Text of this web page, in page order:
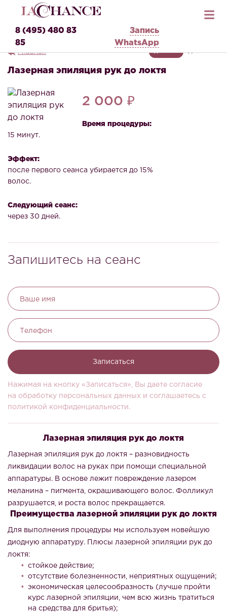
8 (495) 480 83
85
Запись
WhatsApp
Главная ДЛЯ НЕЕ ДЛЯ НЕГО
Лазерная эпиляция рук до локтя
2 000 ₽
Время процедуры:
15 минут.
Эффект:
после первого сеанса убирается до 15%
волос.
Следующий сеанс:
через 30 дней.
Запишитесь на сеанс
Ваше имя
Телефон
Записаться
Нажимая на кнопку «Записаться», Вы даете согласие
на обработку персональных данных и соглашаетесь c
политикой конфиденциальности.
Лазерная эпиляция рук до локтя
Лазерная эпиляция рук до локтя – разновидность
ликвидации волос на руках при помощи специальной
аппаратуры. В основе лежит повреждение лазером
меланина – пигмента, окрашивающего волос. Фолликул
разрушается, и роста волос прекращается.
Преимущества лазерной эпиляции рук до локтя
Для выполнения процедуры мы используем новейшую
диодную аппаратуру. Плюсы лазерной эпиляции рук до
локтя:
стойкое действие;
отсутствие болезненности, неприятных ощущений;
экономическая целесообразность (лучше пройти
курс лазерной эпиляции, чем всю жизнь тратиться
на средства для бритья);